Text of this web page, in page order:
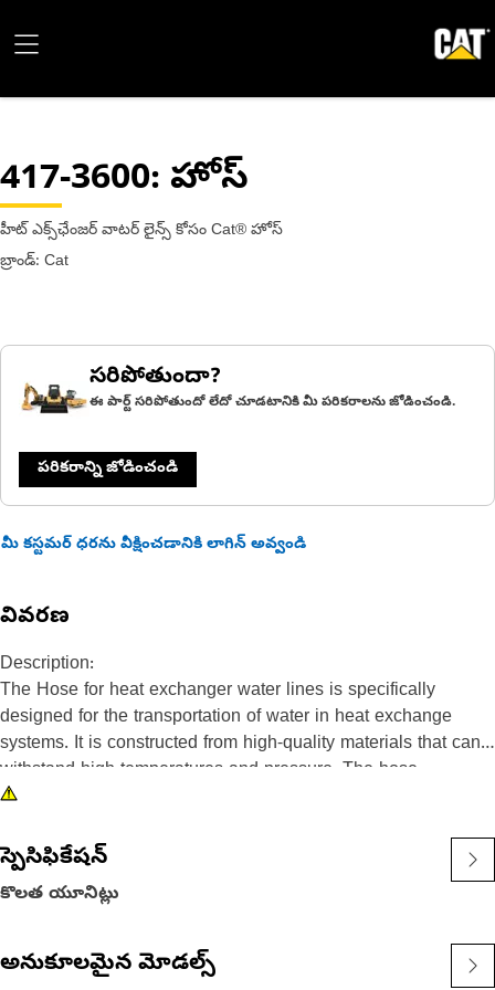
417-3600: హోస్
హీట్ ఎక్స్‌ఛేంజర్ వాటర్ లైన్స్ కోసం Cat® హోస్
బ్రాండ్: Cat
సరిపోతుందా?
ఈ పార్ట్ సరిపోతుందో లేదో చూడటానికి మీ పరికరాలను జోడించండి.
పరికరాన్ని జోడించండి
మీ కస్టమర్ ధరను వీక్షించడానికి లాగిన్ అవ్వండి
వివరణ
Description:
The Hose for heat exchanger water lines is specifically
designed for the transportation of water in heat exchange
systems. It is constructed from high-quality materials that can
withstand high temperatures and pressure. The hose
facilitates the efficient transfer of water between the heat
transfer and system performance.
Attributes:
• Constructed from high-quality materials for durability and
resistance to high temperatures and pressure.
స్పెసిఫికేషన్
కొలత యూనిట్లు
అనుకూలమైన మోడల్స్